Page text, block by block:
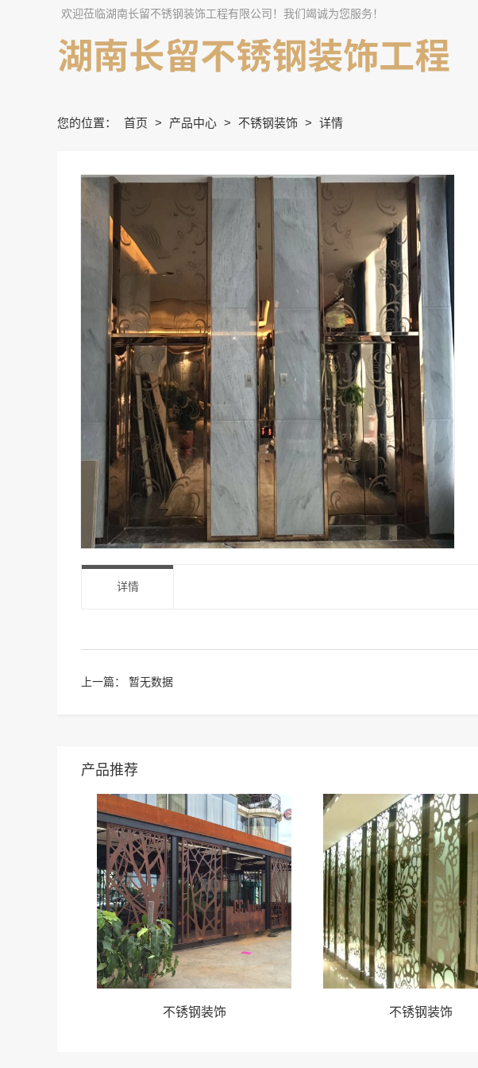
欢迎莅临湖南长留不锈钢装饰工程有限公司！我们竭诚为您服务！
您的位置： 首页 > 产品中心 > 不锈钢装饰 > 详情
详情
上一篇： 暂无数据
产品推荐
不锈钢装饰 不锈钢装饰